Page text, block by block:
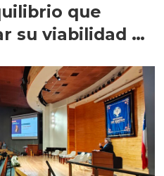
que
su viabilidad de